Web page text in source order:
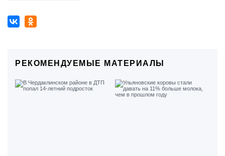
РЕКОМЕНДУЕМЫЕ МАТЕРИАЛЫ